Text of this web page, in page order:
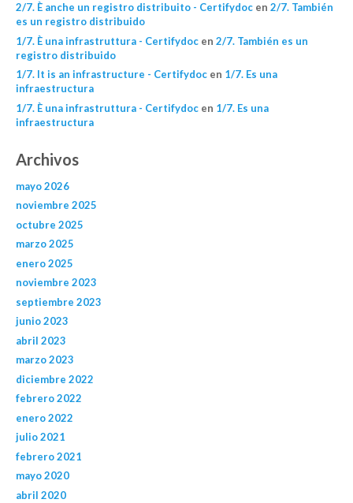
2/7. È anche un registro distribuito - Certifydocen 2/7. También
es un registro distribuido
1/7. È una infrastruttura - Certifydocen 2/7. También es un
registro distribuido
1/7. It is an infrastructure - Certifydocen 1/7. Es una
infraestructura
1/7. È una infrastruttura - Certifydocen 1/7. Es una
infraestructura
Archivos
mayo 2026
noviembre 2025
octubre 2025
marzo 2025
enero 2025
noviembre 2023
septiembre 2023
junio 2023
abril 2023
marzo 2023
diciembre 2022
febrero 2022
enero 2022
julio 2021
febrero 2021
mayo 2020
abril 2020